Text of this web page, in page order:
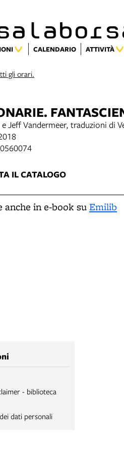
CALENDARIO ATTIVITÀ
gli orari.
Jeff Vandermeer, traduzioni di
IL CATALOGO
anche in e-book suEmilib
- biblioteca
dati personali